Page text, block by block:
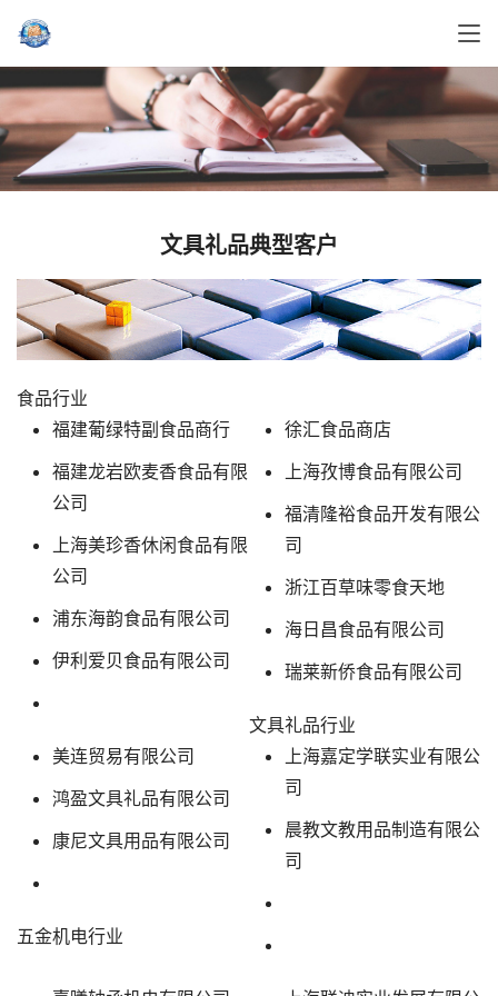
文具礼品典型客户
食品行业
福建葡绿特副食品商行
福建龙岩欧麦香食品有限
公司
上海美珍香休闲食品有限
公司
浦东海韵食品有限公司
伊利爱贝食品有限公司
徐汇食品商店
上海孜博食品有限公司
福清隆裕食品开发有限公
司
浙江百草味零食天地
海日昌食品有限公司
瑞莱新侨食品有限公司
文具礼品行业
美连贸易有限公司
鸿盈文具礼品有限公司
康尼文具用品有限公司
上海嘉定学联实业有限公
司
晨教文教用品制造有限公
司
五金机电行业